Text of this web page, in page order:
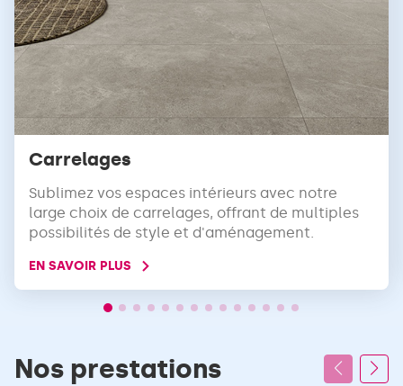
Carrelages
Sublimez vos espaces intérieurs avec notre
large choix de carrelages, offrant de multiples
possibilités de style et d'aménagement.
EN SAVOIR PLUS
Nos prestations